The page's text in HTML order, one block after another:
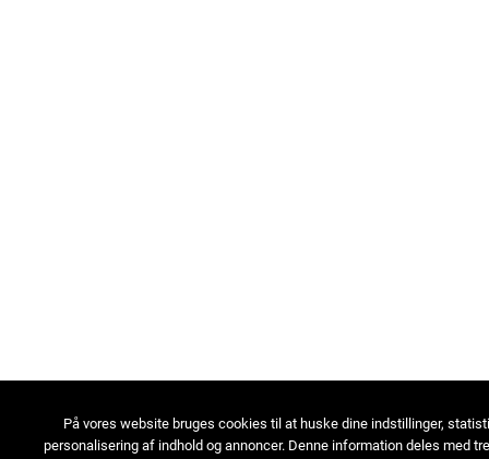
På vores website bruges cookies til at huske dine indstillinger,
personalisering af indhold og annoncer. Denne information deles med